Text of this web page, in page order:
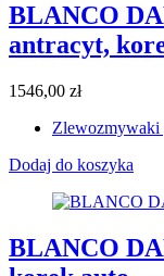
BLANCO
antracyt,
1546,00 zł
Zlewozmywaki
Dodaj do koszyka
BLANCO